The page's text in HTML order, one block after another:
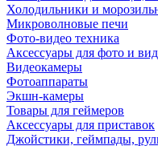
Холодильники и
Микроволновые печи
Фото-видео техника
Аксессуары для фото и
Видеокамеры
Фотоаппараты
Экшн-камеры
Товары для геймеров
Аксессуары для приставок
Джойстики, геймпады,